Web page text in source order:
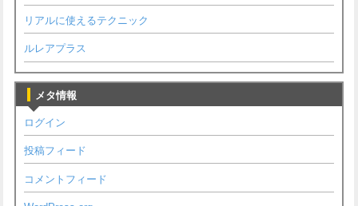
リアルに使えるテクニック
ルレアプラス
メタ情報
ログイン
投稿フィード
コメントフィード